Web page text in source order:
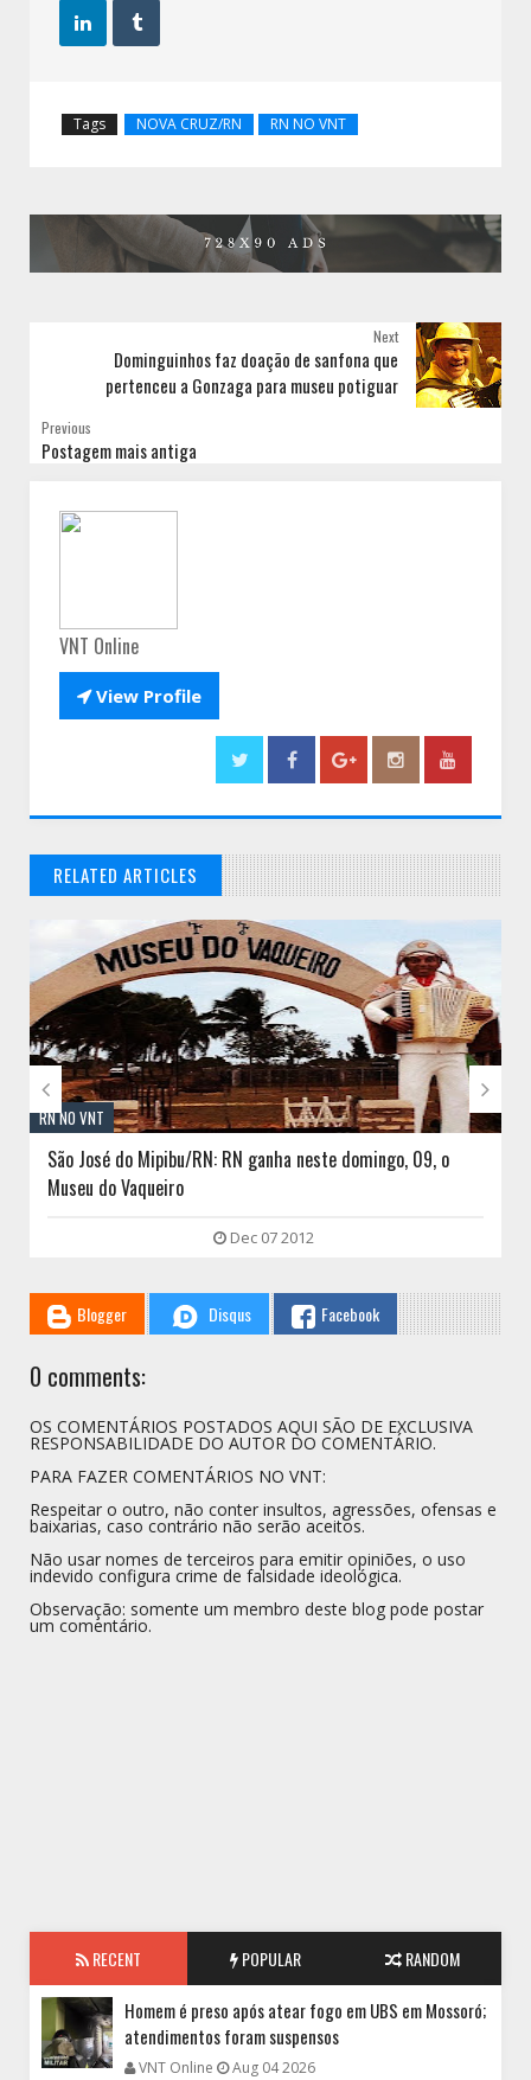
 
Tags NOVA CRUZ/RN RN NO VNT
Next
Dominguinhos faz doação de sanfona que
pertenceu a Gonzaga para museu potiguar
Previous
Postagem mais antiga
VNT Online
View Profile
RELATED ARTICLES
// THATS WHAT YOU MIGHT BE LOOKING FOR
RN NO VNT
São José do Mipibu/RN: RN ganha neste domingo, 09, o
Museu do Vaqueiro
Dec 07 2012
 
Blogger Disqus Facebook
0 comments:
OS COMENTÁRIOS POSTADOS AQUI SÃO DE EXCLUSIVA
RESPONSABILIDADE DO AUTOR DO COMENTÁRIO.
PARA FAZER COMENTÁRIOS NO VNT:
Respeitar o outro, não conter insultos, agressões, ofensas e
baixarias, caso contrário não serão aceitos.
Não usar nomes de terceiros para emitir opiniões, o uso
indevido configura crime de falsidade ideológica.
Observação: somente um membro deste blog pode postar
um comentário.
RECENT POPULAR RANDOM
Homem é preso após atear fogo em UBS em Mossoró;
atendimentos foram suspensos
VNT Online Aug 04 2026